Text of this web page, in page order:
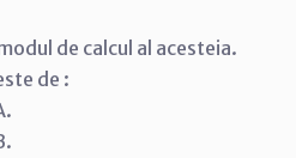
de calcul al acesteia.
de :